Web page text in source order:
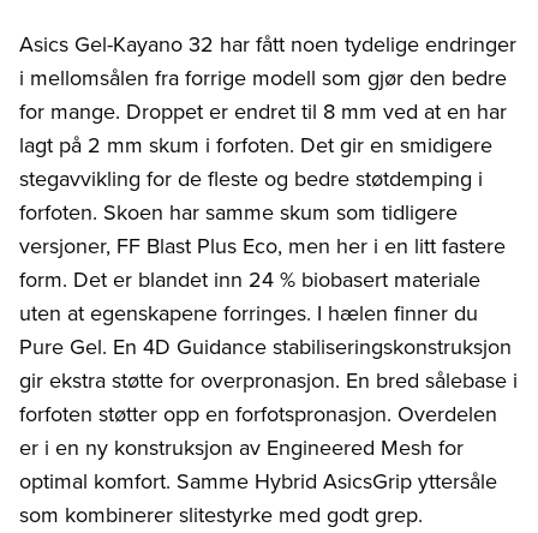
Asics Gel-Kayano 32 har fått noen tydelige endringer
i mellomsålen fra forrige modell som gjør den bedre
for mange. Droppet er endret til 8 mm ved at en har
lagt på 2 mm skum i forfoten. Det gir en smidigere
stegavvikling for de fleste og bedre støtdemping i
forfoten. Skoen har samme skum som tidligere
versjoner, FF Blast Plus Eco, men her i en litt fastere
form. Det er blandet inn 24 % biobasert materiale
uten at egenskapene forringes. I hælen finner du
Pure Gel. En 4D Guidance stabiliseringskonstruksjon
gir ekstra støtte for overpronasjon. En bred sålebase i
forfoten støtter opp en forfotspronasjon. Overdelen
er i en ny konstruksjon av Engineered Mesh for
optimal komfort. Samme Hybrid AsicsGrip yttersåle
som kombinerer slitestyrke med godt grep.